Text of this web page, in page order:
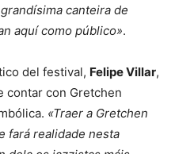
canteira de
aquí como público».
del festival, Felipe Villar,
contar con Gretchen
«Traer a Gretchen
fará realidade nesta